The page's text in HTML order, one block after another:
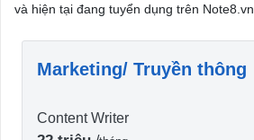
và hiện tại đang tuyển dụng trên Note8.vn.
Marketing/ Truyền thông
Content Writer